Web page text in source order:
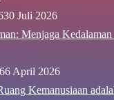
30 Juli 2026
Menjaga
6 April 2026
Kemanusiaan